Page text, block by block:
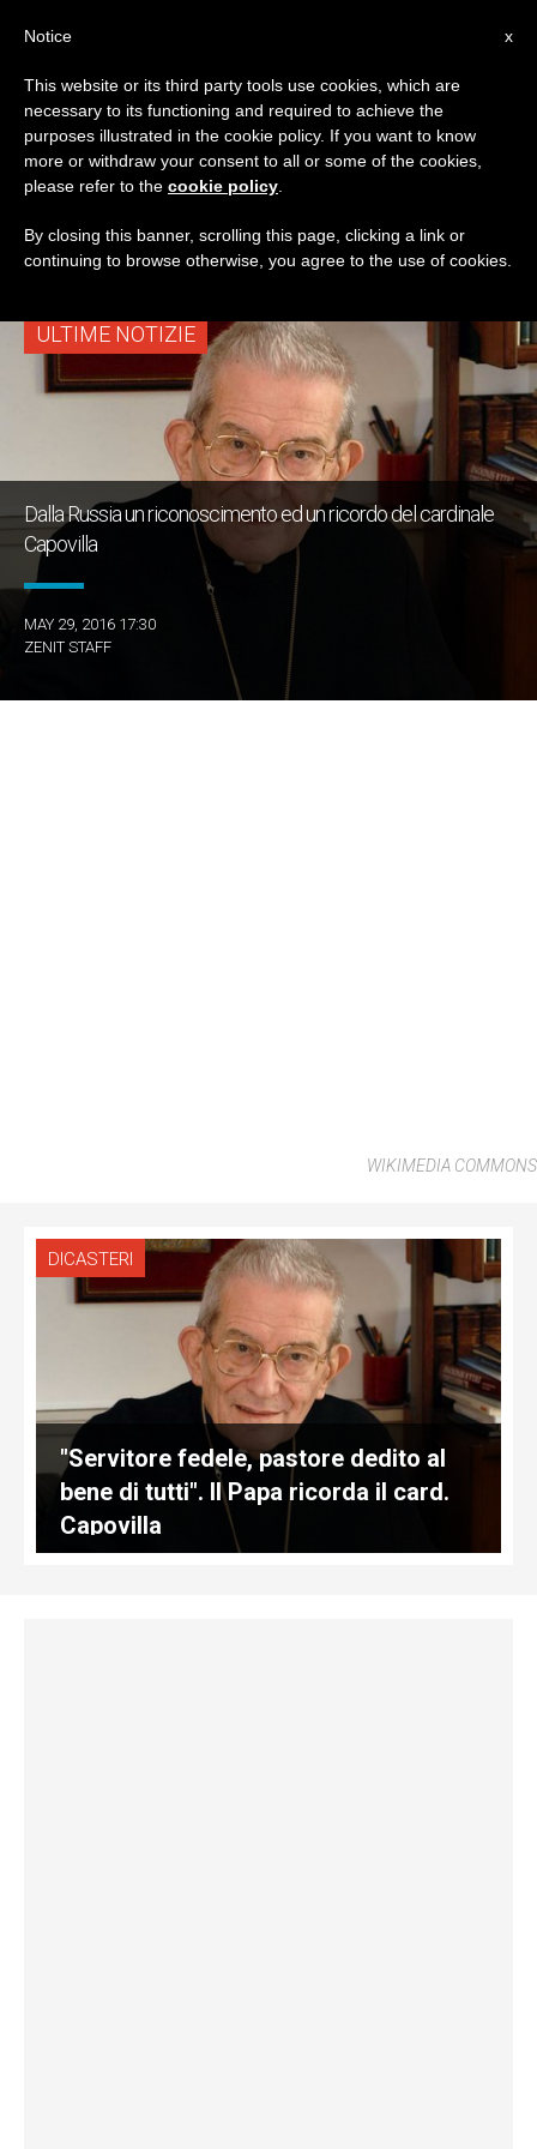
TAG
Posts Tagged
‘capovilla’
ULTIME NOTIZIE
Dalla Russia un riconoscimento ed un ricordo del cardinale
Capovilla
MAY 29, 2016 17:30
ZENIT STAFF
WIKIMEDIA COMMONS
DICASTERI
"Servitore fedele, pastore dedito al
bene di tutti". Il Papa ricorda il card.
Capovilla
x
Notice
This website or its third party tools use cookies, which are
necessary to its functioning and required to achieve the
purposes illustrated in the cookie policy. If you want to know
more or withdraw your consent to all or some of the cookies,
please refer to the cookie policy
By closing this banner, scrolling this page, clicking a link or
continuing to browse otherwise, you agree to the use of cookies.